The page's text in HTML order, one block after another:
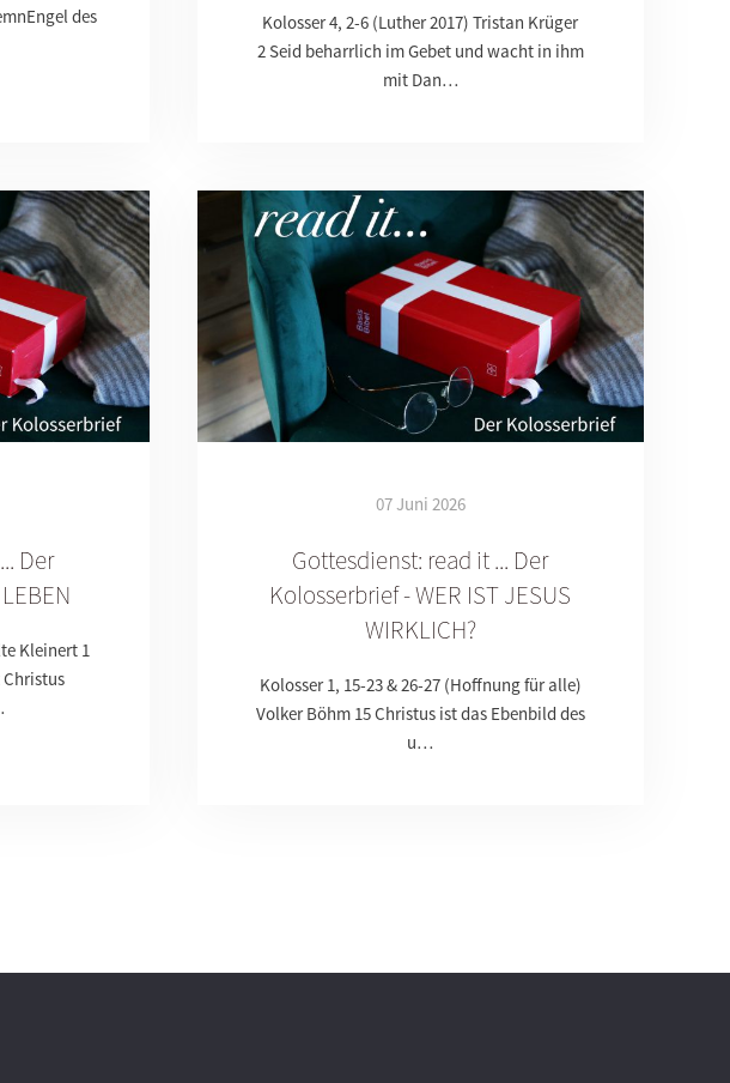
des
Kolosser 4, 2-6 (Luther 2017) Tristan Krüger
2 Seid beharrlich im Gebet und wacht in ihm
mit Dan…
Der
Kleinert 1
07 Juni 2026
Gottesdienst: read it ... Der
Kolosserbrief - WER IST JESUS
WIRKLICH?
Kolosser 1, 15-23 & 26-27 (Hoffnung für alle)
Volker Böhm 15 Christus ist das Ebenbild des
u…